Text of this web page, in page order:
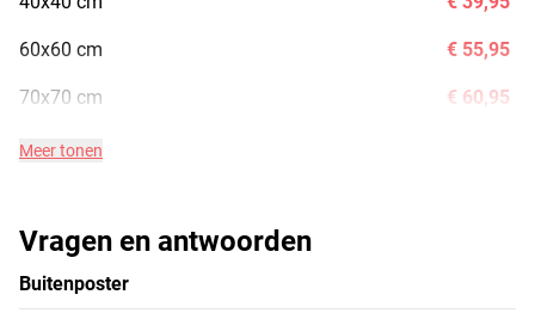
Vragen en antwoorden
Buitenposter
60x60 cm
70x70 cm
€ 55,95
€ 60,95
Meer tonen